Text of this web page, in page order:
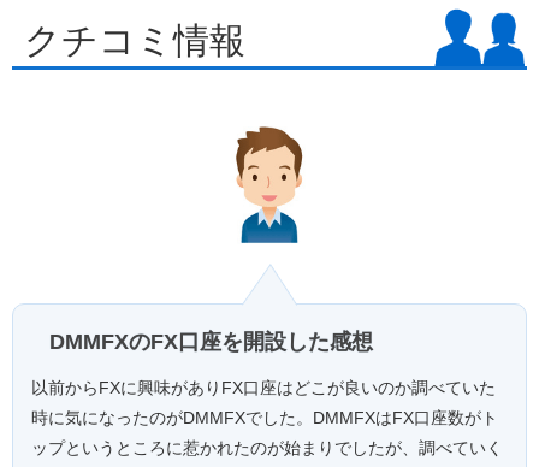
クチコミ情報
DMMFXのFX口座を開設した感想
以前からFXに興味がありFX口座はどこが良いのか調べていた
時に気になったのがDMMFXでした。DMMFXはFX口座数がト
ップというところに惹かれたのが始まりでしたが、調べていく